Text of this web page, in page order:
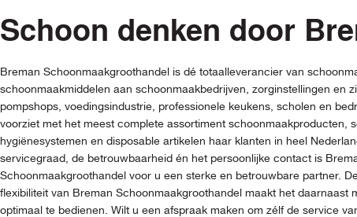
Schoon denken door
Breman Schoonmaakgroothandel is dé totaalleverancier van
schoonmaakmiddelen aan schoonmaakbedrijven, zorginstellingen en
pompshops, voedingsindustrie, professionele keukens, scholen en
voorziet met het meest complete assortiment schoonmaakproducten,
hygiënesystemen en disposable artikelen haar klanten in heel
servicegraad, de betrouwbaarheid én het persoonlijke contact is
Schoonmaakgroothandel voor u een sterke en betrouwbare partner.
flexibiliteit van Breman Schoonmaakgroothandel maakt het daarnaast
optimaal te bedienen. Wilt u een afspraak maken om zélf de service